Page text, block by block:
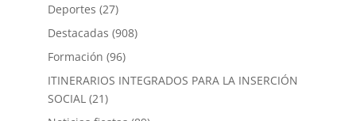
Deportes (27)
Destacadas (908)
Formación (96)
ITINERARIOS INTEGRADOS PARA LA INSERCIÓN
SOCIAL(21)